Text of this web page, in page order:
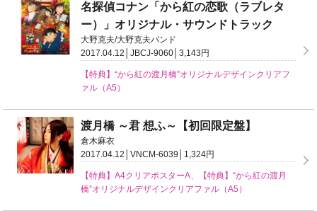
名探偵コナン「から紅の恋歌（ラブレタ
ー）」オリジナル・サウンドトラック
大野克夫/大野克夫バンド
2017.04.12│JBCJ-9060│3,143円
【特典】“から紅の渡月橋”オリジナルデザインクリアフ
ァル（A5）
渡月橋 ～君 想ふ～【初回限定盤】
倉木麻衣
2017.04.12│VNCM-6039│1,324円
【特典】A4クリアポスターA、【特典】“から紅の渡月
橋”オリジナルデザインクリアファル（A5）